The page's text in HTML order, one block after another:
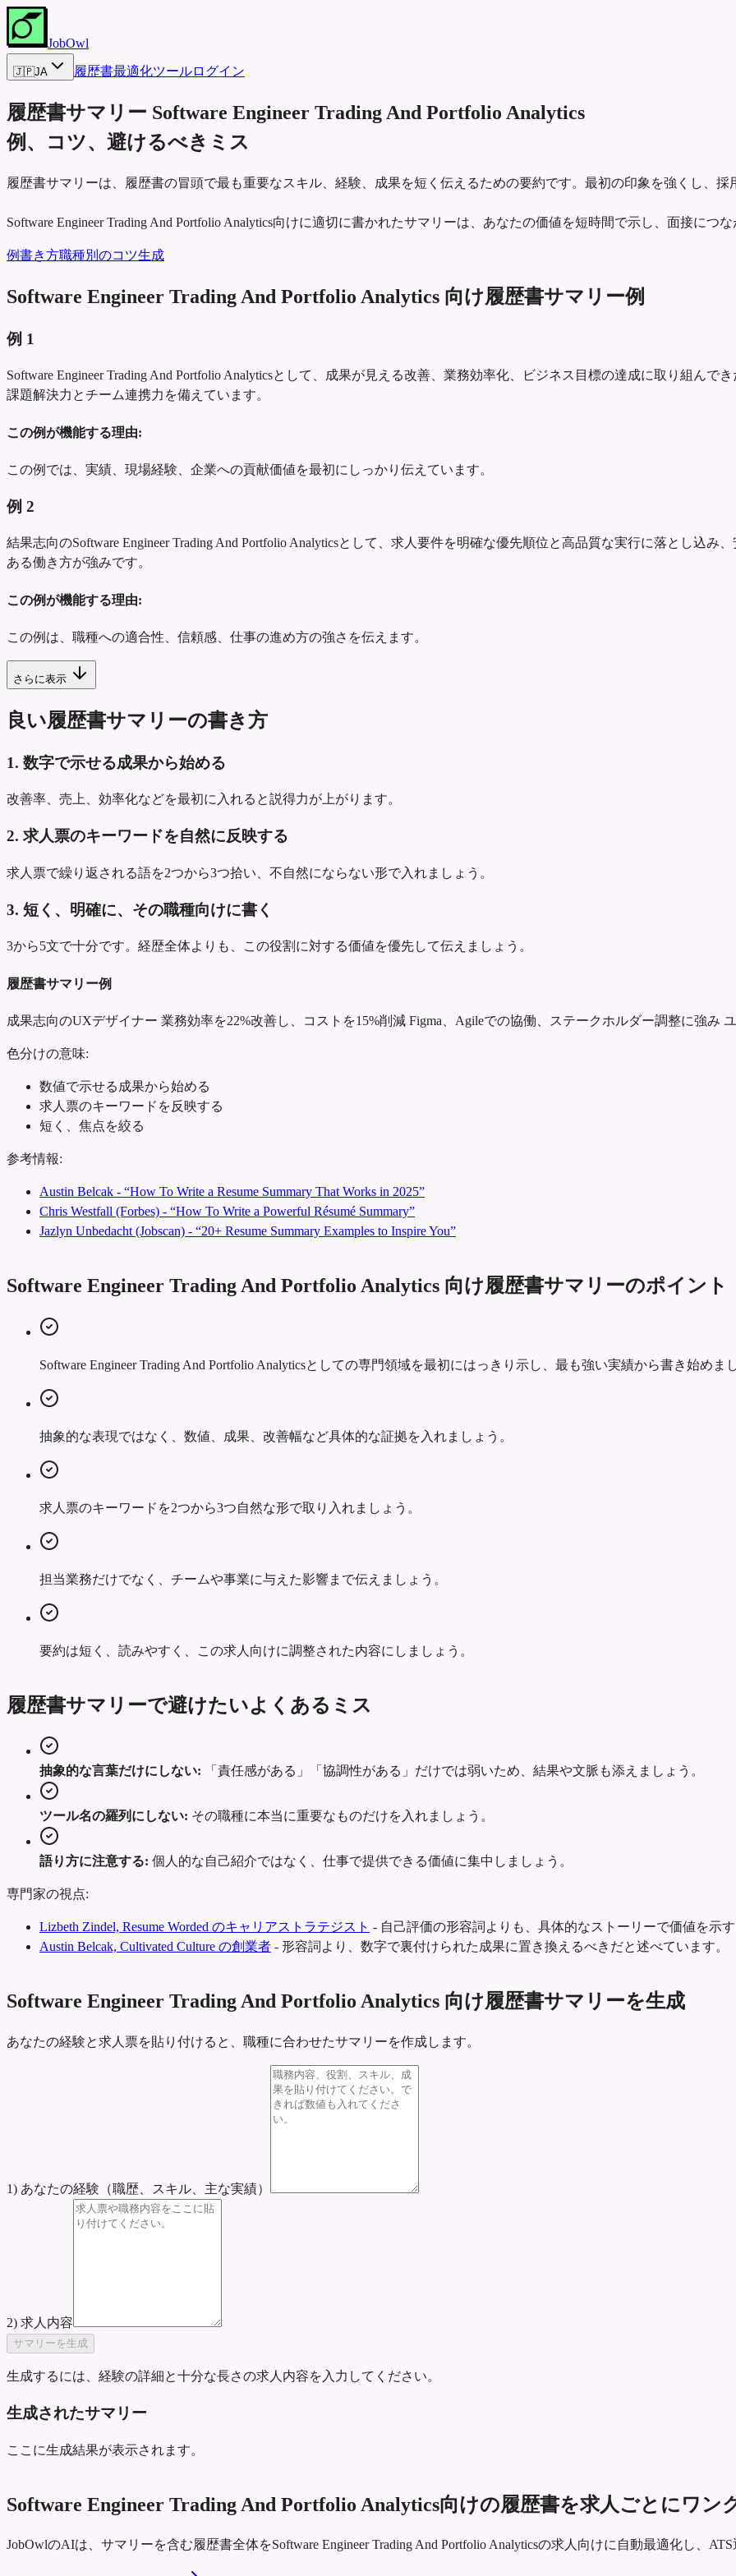
JobOwl
🇯🇵JA 履歴書最適化ツールログイン
履歴書サマリー Software Engineer Trading And Portfolio Analytics
例、コツ、避けるべきミス
履歴書サマリーは、履歴書の冒頭で最も重要なスキル、経験、成果を短く伝えるための要約です。最初の印象を強くし、採
Software Engineer Trading And Portfolio Analytics向けに適切に書かれたサマリーは、あなたの価値を短時間で示し、面接につ
例書き方職種別のコツ生成
Software Engineer Trading And Portfolio Analytics 向け履歴書サマリー例
例 1
Software Engineer Trading And Portfolio Analyticsとして、成果が見える改善、業務効率化、ビジネス目標の達成に取り組ん
課題解決力とチーム連携力を備えています。
この例が機能する理由:
この例では、実績、現場経験、企業への貢献価値を最初にしっかり伝えています。
例 2
結果志向のSoftware Engineer Trading And Portfolio Analyticsとして、求人要件を明確な優先順位と高品質な実行に落とし込
ある働き方が強みです。
この例が機能する理由:
この例は、職種への適合性、信頼感、仕事の進め方の強さを伝えます。
さらに表示
良い履歴書サマリーの書き方
1. 数字で示せる成果から始める
改善率、売上、効率化などを最初に入れると説得力が上がります。
2. 求人票のキーワードを自然に反映する
求人票で繰り返される語を2つから3つ拾い、不自然にならない形で入れましょう。
3. 短く、明確に、その職種向けに書く
3から5文で十分です。経歴全体よりも、この役割に対する価値を優先して伝えましょう。
履歴書サマリー例
成果志向のUXデザイナー 業務効率を22%改善し、コストを15%削減 Figma、Agileでの協働、ステークホルダー調整に強み
色分けの意味:
数値で示せる成果から始める
求人票のキーワードを反映する
短く、焦点を絞る
参考情報:
Austin Belcak - “How To Write a Resume Summary That Works in 2025”
Chris Westfall (Forbes) - “How To Write a Powerful Résumé Summary”
Jazlyn Unbedacht (Jobscan) - “20+ Resume Summary Examples to Inspire You”
Software Engineer Trading And Portfolio Analytics 向け履歴書サマリーのポイント
Software Engineer Trading And Portfolio Analyticsとしての専門領域を最初にはっきり示し、最も強い実績から書き始めま
抽象的な表現ではなく、数値、成果、改善幅など具体的な証拠を入れましょう。
求人票のキーワードを2つから3つ自然な形で取り入れましょう。
担当業務だけでなく、チームや事業に与えた影響まで伝えましょう。
要約は短く、読みやすく、この求人向けに調整された内容にしましょう。
履歴書サマリーで避けたいよくあるミス
抽象的な言葉だけにしない: 「責任感がある」「協調性がある」だけでは弱いため、結果や文脈も添えましょう。
ツール名の羅列にしない: その職種に本当に重要なものだけを入れましょう。
語り方に注意する: 個人的な自己紹介ではなく、仕事で提供できる価値に集中しましょう。
専門家の視点:
Lizbeth Zindel, Resume Worded のキャリアストラテジスト - 自己評価の形容詞よりも、具体的なストーリーで価値を示す
Austin Belcak, Cultivated Culture の創業者 - 形容詞より、数字で裏付けられた成果に置き換えるべきだと述べています。
Software Engineer Trading And Portfolio Analytics 向け履歴書サマリーを生成
あなたの経験と求人票を貼り付けると、職種に合わせたサマリーを作成します。
1) あなたの経験（職歴、スキル、主な実績）
2) 求人内容
サマリーを生成
生成するには、経験の詳細と十分な長さの求人内容を入力してください。
生成されたサマリー
ここに生成結果が表示されます。
Software Engineer Trading And Portfolio Analytics向けの履歴書を求人ごとにワン
JobOwlのAIは、サマリーを含む履歴書全体をSoftware Engineer Trading And Portfolio Analyticsの求人向けに自動最適化し、